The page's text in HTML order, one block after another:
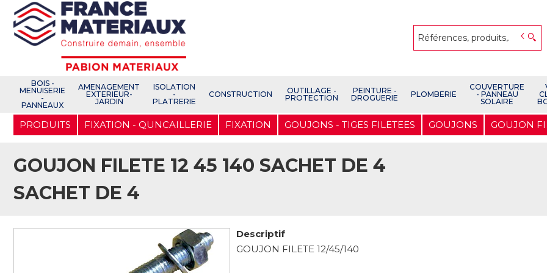
Aller
contenu
BOIS -
MENUISERIE
-
PANNEAUX
AMENAGEMENT
EXTERIEUR-
JARDIN
ISOLATION
-
PLATRERIE
CONSTRUCTION
OUTILLAGE -
PROTECTION
PEINTURE -
DROGUERIE
PLOMBERIE
COUVERTURE
- PANNEAU
SOLAIRE
PRODUITS FIXATION - QUNCAILLERIE FIXATION GOUJONS - TIGES FILETEES GOUJONS GOUJON
GOUJON FILETE 12 45 140 SACHET DE 4
SACHET DE 4
Descriptif
GOUJON FILETE 12/45/140